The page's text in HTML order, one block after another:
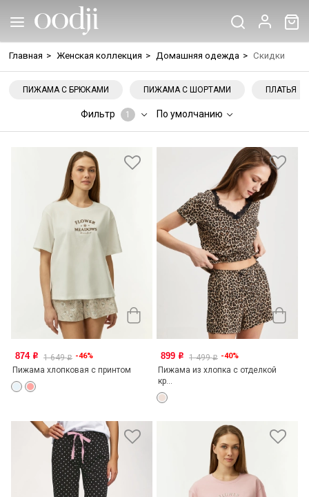
Главная > Женская коллекция > Домашняя одежда > Скидки
ПИЖАМА С БРЮКАМИ ПИЖАМА С ШОРТАМИ ПЛАТЬЯ
Фильтр 1 По умолчанию
874 o 1 649o -46%
Пижама хлопковая с принтом
899 o 1 499o -40%
Пижама из хлопка с отделкой
кр...